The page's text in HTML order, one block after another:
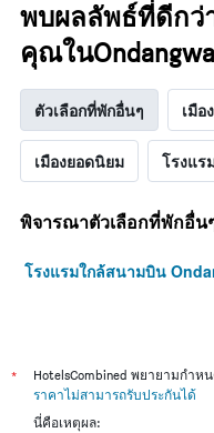
พบผลลัพธ์ที่ดีกว่
คุณใน
ตัวเลือกที่พักอื่นๆ เมื
เมืองยอดนิยม โรงแร
พิจารณาตัวเลือกที่พักอื่น
โรงแรมใกล้สนามบิน
*
HotelsCombined พยายามกำห
ราคาไม่สามารถรับประกันได้
นี่คือเหตุผล: